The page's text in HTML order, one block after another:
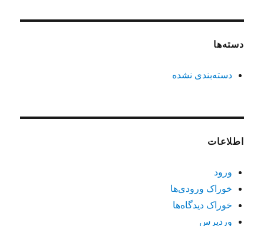
دسته‌ها
دسته‌بندی نشده
اطلاعات
ورود
خوراک ورودی‌ها
خوراک دیدگاه‌ها
وردپرس